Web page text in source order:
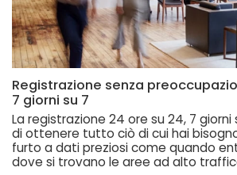
Registrazione senza
7 giorni su 7
La registrazione 24 ore su 24, 7
di ottenere tutto ciò di cui hai
furto a dati preziosi come quando
dove si trovano le aree ad alto